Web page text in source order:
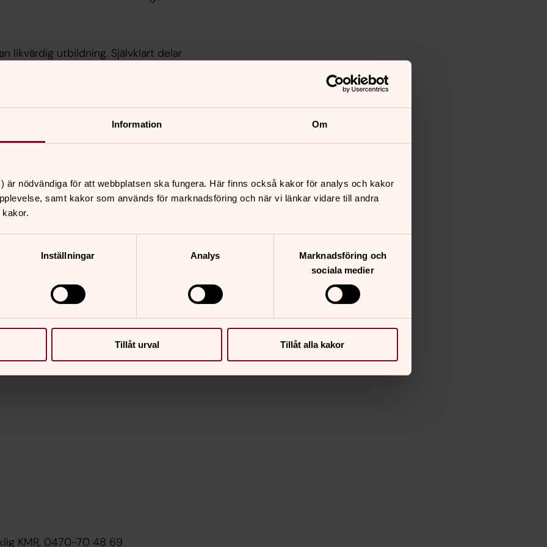
Information Om
är nödvändiga för att webbplatsen ska fungera. Här finns också kakor för analys och kakor
samt kakor som används för marknadsföring och när vi länkar vidare till andra
Inställningar Analys
Marknadsföring och
sociala medier
Tillåt urval Tillåt alla kakor
likvärdig utbildning. Självklart delar
arbetstid.
Varbi:
under ansökningstiden.
KMR, 0470-70 48 69